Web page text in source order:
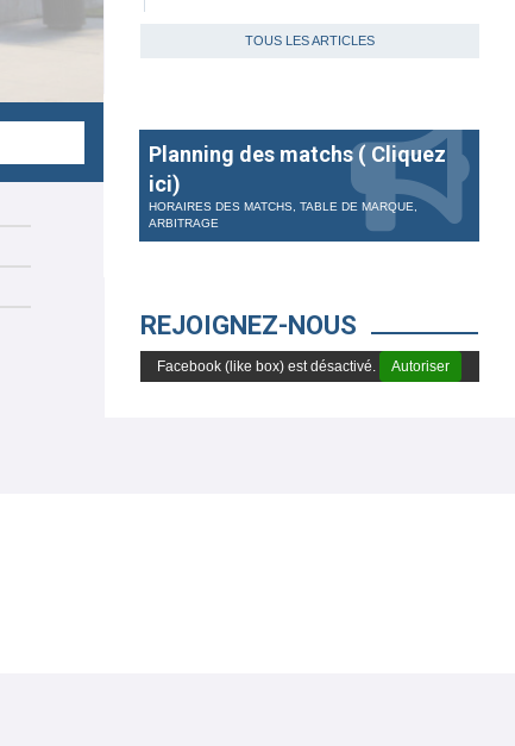
TOUS LES ARTICLES
Planning des matchs ( Cliquez
ici)
HORAIRES DES MATCHS, TABLE DE MARQUE,
ARBITRAGE
REJOIGNEZ-NOUS
Facebook (like box) est désactivé. Autoriser